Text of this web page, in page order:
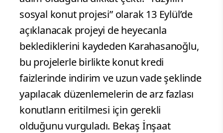
sosyal konut projesi” olarak 13 Eylül’de
açıklanacak projeyi de heyecanla
beklediklerini kaydeden Karahasanoğlu,
bu projelerle birlikte konut kredi
faizlerinde indirim ve uzun vade şeklinde
yapılacak düzenlemelerin de arz fazlası
konutların eritilmesi için gerekli
olduğunu vurguladı. Bekaş İnşaat